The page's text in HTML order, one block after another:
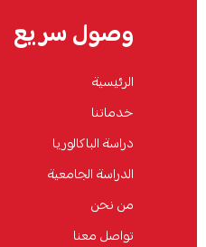
وصول سريع
الرئيسية
خدماتنا
دراسة الباكالوريا
الدراسة الجامعية
من نحن
تواصل معنا